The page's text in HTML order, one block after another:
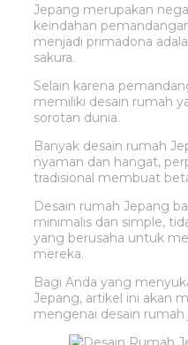
Jepang merupakan
keindahan
menjadi primadona
sakura.
Selain karena
memiliki desain rumah
sorotan dunia.
Banyak desain rumah
nyaman dan hangat,
tradisional membuat
Desain rumah Jepang
minimalis dan simple,
yang berusaha untuk
mereka.
Bagi Anda yang
Jepang, artikel ini akan
mengenai desain rumah